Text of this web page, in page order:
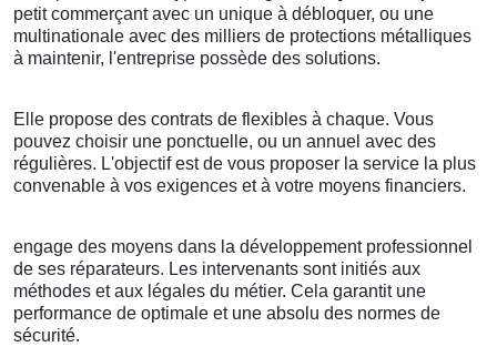
petit commerçant avec un unique à débloquer, ou une
multinationale avec des milliers de protections métalliques
à maintenir, l'entreprise possède des solutions.
Elle propose des contrats de flexibles à chaque. Vous
pouvez choisir une ponctuelle, ou un annuel avec des
régulières. L'objectif est de vous proposer la service la plus
convenable à vos exigences et à votre moyens financiers.
engage des moyens dans la développement professionnel
de ses réparateurs. Les intervenants sont initiés aux
méthodes et aux légales du métier. Cela garantit une
performance de optimale et une absolu des normes de
sécurité.